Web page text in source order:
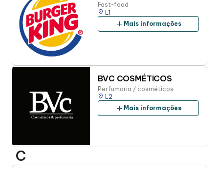
Fast-food
place L1
add Mais informações
BVC COSMÉTICOS
Perfumaria / cosméticos
place L2
add Mais informações
C